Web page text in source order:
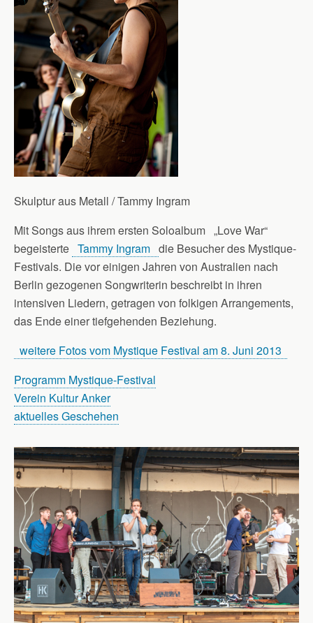
Skulptur aus Metall / Tammy Ingram
Mit Songs aus ihrem ersten Soloalbum „Love War“
begeisterte Tammy Ingram die Besucher des Mystique-
Festivals. Die vor einigen Jahren von Australien nach
Berlin gezogenen Songwriterin beschreibt in ihren
intensiven Liedern, getragen von folkigen Arrangements,
das Ende einer tiefgehenden Beziehung.
weitere Fotos vom Mystique Festival am 8. Juni 2013
Programm Mystique-Festival
Verein Kultur Anker
aktuelles Geschehen